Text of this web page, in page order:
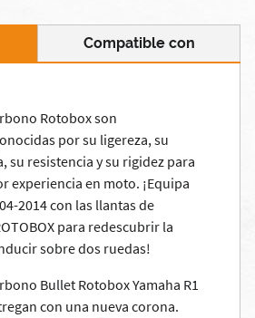
Compatible con
Rotobox son
por su ligereza, su
su resistencia y su rigidez para
experiencia en moto. ¡Equipa
2014 con las llantas de
para redescubrir la
sobre dos ruedas!
Bullet Rotobox Yamaha R1
con una nueva corona.